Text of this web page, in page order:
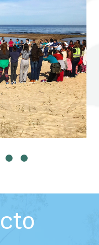
Grupales4Grupales5